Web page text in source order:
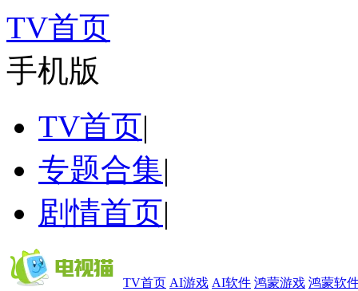
TV首页
手机版
TV首页|
专题合集|
剧情首页|
TV首页 AI游戏 AI软件 鸿蒙游戏 鸿蒙软